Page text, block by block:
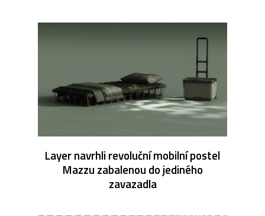
Layer navrhli revoluční mobilní postel
Mazzu zabalenou do jediného
zavazadla